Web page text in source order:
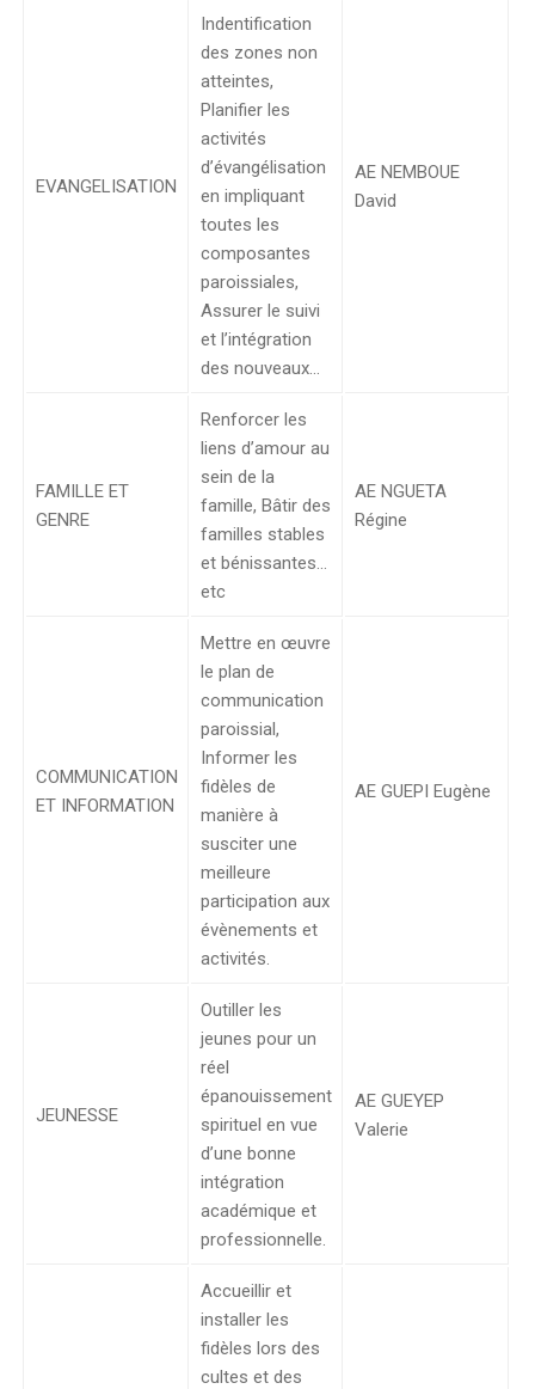
EVANGELISATION
Indentification
des zones non
atteintes,
Planifier les
activités
d’évangélisation
en impliquant
toutes les
composantes
paroissiales,
Assurer le suivi
et l’intégration
des nouveaux…
AE NEMBOUE
David
FAMILLE ET
GENRE
Renforcer les
liens d’amour au
sein de la
famille, Bâtir des
familles stables
et bénissantes…
etc
AE NGUETA
Régine
COMMUNICATION
ET INFORMATION
Mettre en œuvre
le plan de
communication
paroissial,
Informer les
fidèles de
manière à
susciter une
meilleure
participation aux
évènements et
activités.
AE GUEPI Eugène
JEUNESSE
Outiller les
jeunes pour un
réel
épanouissement
spirituel en vue
d’une bonne
intégration
académique et
professionnelle.
AE GUEYEP
Valerie
Accueillir et
installer les
fidèles lors des
cultes et des